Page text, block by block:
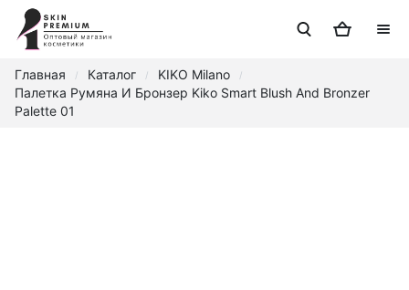
Главная / Каталог / KIKO Milano /
Палетка Румяна И Бронзер Kiko Smart Blush And Bronzer
Palette 01